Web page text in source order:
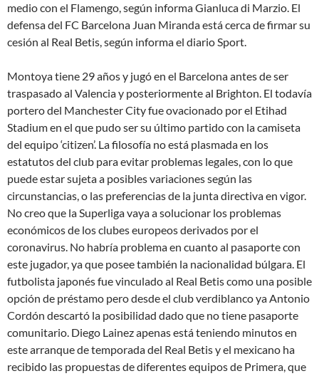
medio con el Flamengo, según informa Gianluca di Marzio. El
defensa del FC Barcelona Juan Miranda está cerca de firmar su
cesión al Real Betis, según informa el diario Sport.
Montoya tiene 29 años y jugó en el Barcelona antes de ser
traspasado al Valencia y posteriormente al Brighton. El todavía
portero del Manchester City fue ovacionado por el Etihad
Stadium en el que pudo ser su último partido con la camiseta
del equipo ‘citizen’. La filosofía no está plasmada en los
estatutos del club para evitar problemas legales, con lo que
puede estar sujeta a posibles variaciones según las
circunstancias, o las preferencias de la junta directiva en vigor.
No creo que la Superliga vaya a solucionar los problemas
económicos de los clubes europeos derivados por el
coronavirus. No habría problema en cuanto al pasaporte con
este jugador, ya que posee también la nacionalidad búlgara. El
futbolista japonés fue vinculado al Real Betis como una posible
opción de préstamo pero desde el club verdiblanco ya Antonio
Cordón descartó la posibilidad dado que no tiene pasaporte
comunitario. Diego Lainez apenas está teniendo minutos en
este arranque de temporada del Real Betis y el mexicano ha
recibido las propuestas de diferentes equipos de Primera, que